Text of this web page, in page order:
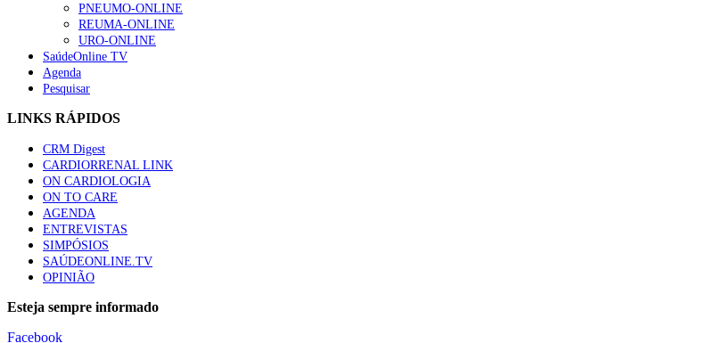
PNEUMO-ONLINE
REUMA-ONLINE
URO-ONLINE
SaúdeOnline TV
Agenda
Pesquisar
LINKS RÁPIDOS
CRM Digest
CARDIORRENAL LINK
ON CARDIOLOGIA
ON TO CARE
AGENDA
ENTREVISTAS
SIMPÓSIOS
SAÚDEONLINE.TV
OPINIÃO
Esteja sempre informado
Facebook